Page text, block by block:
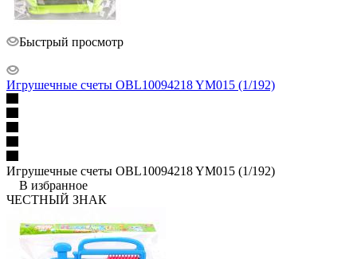
Быстрый просмотр
Игрушечные счеты OBL10094218 YM015 (1/192)
Игрушечные счеты OBL10094218 YM015 (1/192)
В избранное
ЧЕСТНЫЙ ЗНАК